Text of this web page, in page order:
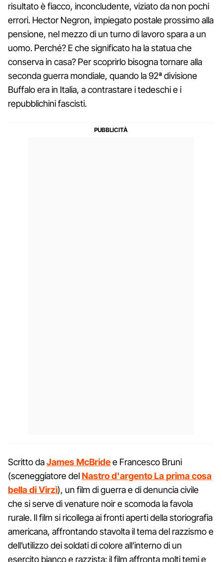
risultato è fiacco, inconcludente, viziato da non pochi
errori. Hector Negron, impiegato postale prossimo alla
pensione, nel mezzo di un turno di lavoro spara a un
uomo. Perché? E che significato ha la statua che
conserva in casa? Per scoprirlo bisogna tornare alla
seconda guerra mondiale, quando la 92ª divisione
Buffalo era in Italia, a contrastare i tedeschi e i
repubblichini fascisti.
Scritto daJames McBridee Francesco Bruni
(sceneggiatore delNastro d'argento La prima cosa
bella di Virzì), un film di guerra e di denuncia civile
che si serve di venature noir e scomoda la favola
rurale. Il film si ricollega ai fronti aperti della storiografia
americana, affrontando stavolta il tema del razzismo e
dell’utilizzo dei soldati di colore all’interno di un
esercito bianco e razzista: il film affronta molti temi e